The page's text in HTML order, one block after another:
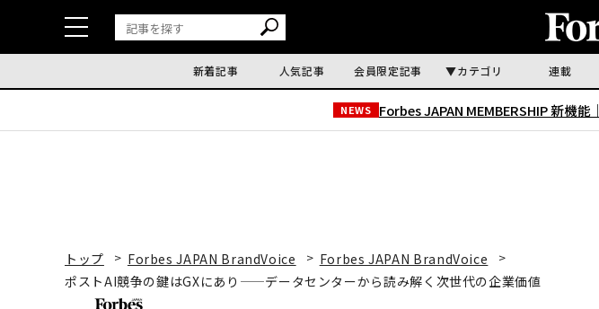
新着記事 人気記事 会員限定記事 カテゴリ 連載
NEWS Forbes JAPAN MEMBERSHIP 新機能｜
トップ Forbes JAPAN BrandVoice
Forbes JAPAN BrandVoice
ポストAI競争の鍵はGXにあり——データセンターから読み解く次世代の企業価値